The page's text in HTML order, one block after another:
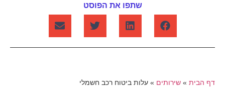
שתפו את הפוסט
דף הבית» שירותים» עלות ביטוח רכב חשמלי